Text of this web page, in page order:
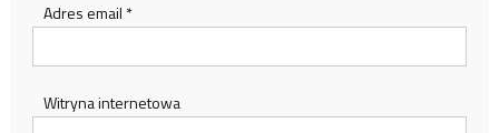
Adres email *
Witryna internetowa